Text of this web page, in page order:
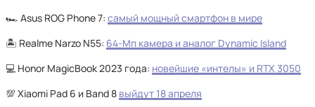
🏎️ Asus ROG Phone 7: самый мощный смартфон в мире
🏝️ Realme Narzo N55: 64-Мп камера и аналог Dynamic Island
💻 Honor MagicBook 2023 года: новейшие «интелы» и RTX 3050
💯 Xiaomi Pad 6 и Band 8 выйдут 18 апреля